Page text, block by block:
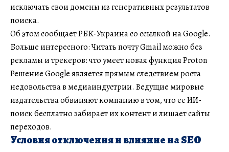
исключать свои домены из генеративных результатов
поиска.
Об этом сообщает РБК-Украина со ссылкой на Google.
Больше интересного: Читать почту Gmail можно без
рекламы и трекеров: что умеет новая функция Proton
Решение Google является прямым следствием роста
недовольства в медиаиндустрии. Ведущие мировые
издательства обвиняют компанию в том, что ее ИИ-
поиск бесплатно забирает их контент и лишает сайты
переходов.
Условия отключения и влияние на SEO